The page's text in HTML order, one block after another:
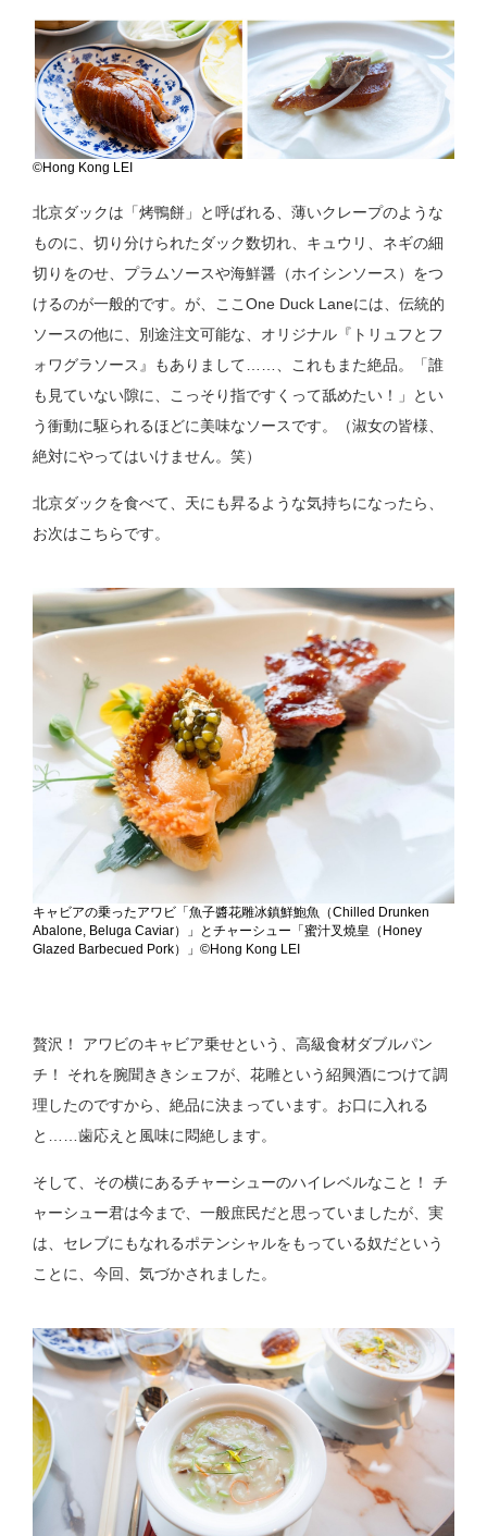
©Hong Kong LEI
北京ダックは「烤鴨餅」と呼ばれる、薄いクレープのような
ものに、切り分けられたダック数切れ、キュウリ、ネギの細
切りをのせ、プラムソースや海鮮醤（ホイシンソース）をつ
けるのが一般的です。が、ここOne Duck Laneには、伝統的
ソースの他に、別途注文可能な、オリジナル『トリュフとフ
ォワグラソース』もありまして……、これもまた絶品。「誰
も見ていない隙に、こっそり指ですくって舐めたい！」とい
う衝動に駆られるほどに美味なソースです。（淑女の皆様、
絶対にやってはいけません。笑）
北京ダックを食べて、天にも昇るような気持ちになったら、
お次はこちらです。
キャビアの乗ったアワビ「魚子醬花雕冰鎮鮮鮑魚（Chilled Drunken
Abalone, Beluga Caviar）」とチャーシュー「蜜汁叉燒皇（Honey
Glazed Barbecued Pork）」©Hong Kong LEI
贅沢！ アワビのキャビア乗せという、高級食材ダブルパン
チ！ それを腕聞ききシェフが、花雕という紹興酒につけて調
理したのですから、絶品に決まっています。お口に入れる
と……歯応えと風味に悶絶します。
そして、その横にあるチャーシューのハイレベルなこと！ チ
ャーシュー君は今まで、一般庶民だと思っていましたが、実
は、セレブにもなれるポテンシャルをもっている奴だという
ことに、今回、気づかされました。